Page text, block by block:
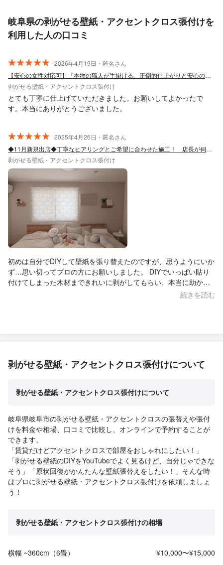
岐阜県の剥がせる壁紙・アクセントクロス張付けを
利用した人の口コミ
2026年4月19日・匿名さん
【安心の女性対応可】『本物の職人が手掛ける、圧倒的仕上がりと安心の施工』
剥がせる壁紙・アクセントクロス張付け
とても丁寧に仕上げていただきました。お願いしてよかったで
す。本当にありがとうございました。
2025年4月26日・匿名さん
◆11月新規出店◆丁寧なヒアリングとご希望に合わせた施工！ 店長が伺います！
剥がせる壁紙・アクセントクロス張付け
初めは自分でDIYして壁紙を張り替えたのですが、思うようにいか
ず…思い切ってプロの方にお願いしました。 DIYでいっぱい貼り
付けてしまった木材まできれいに剥がしてもらい、本当に助かり
ました。 壁紙の色選びに迷ったときも、とても丁寧に相談にのっ
続きを読む
剥がせる壁紙・アクセントクロス張付けについて
剥がせる壁紙・アクセントクロス張付けについて
岐阜県岐阜市の剥がせる壁紙・アクセントクロスの張替えや張付
けを料金や相場、口コミで比較し、オンラインで予約することが
できます。
「賃貸だけどアクセントクロスで部屋をおしゃれにしたい！」
「剥がせる壁紙のDIYをYouTubeでよく見るけど、自分じゃできな
そう」「原状回復がかんたんな壁紙張替えをしたい！」そんな時
はプロに剥がせる壁紙・アクセントクロス張付けを依頼しましょ
う！
剥がせる壁紙・アクセントクロス張付けの相場
横幅 ~360cm（6畳）
¥10,000〜¥15,000